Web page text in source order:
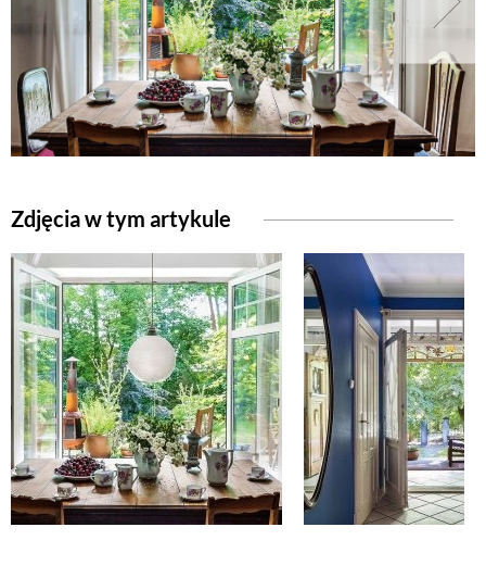
Zdjęcia w tym artykule
ZIELEŃ W DOMU
PROJEKTOWANIE OGRODU
URODA
NATURALNA APTECZKA
DLA DOMU
EKO ŻYCIE